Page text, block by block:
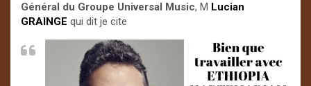
Général du Groupe Universal Music, M Lucian
GRAINGE qui dit je cite